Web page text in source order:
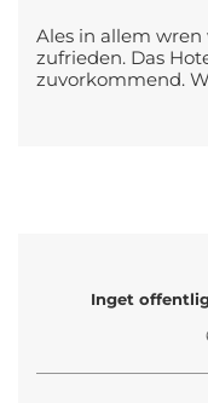
Ales in allem
zufrieden. Das
zuvorkommend.
Inget